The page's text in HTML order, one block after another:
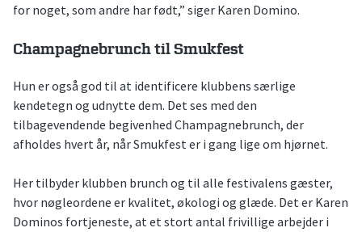
for noget, som andre har født,” siger Karen Domino.
Champagnebrunch til Smukfest
Hun er også god til at identificere klubbens særlige
kendetegn og udnytte dem. Det ses med den
tilbagevendende begivenhed Champagnebrunch, der
afholdes hvert år, når Smukfest er i gang lige om hjørnet.
Her tilbyder klubben brunch og til alle festivalens gæster,
hvor nøgleordene er kvalitet, økologi og glæde. Det er Karen
Dominos fortjeneste, at et stort antal frivillige arbejder i